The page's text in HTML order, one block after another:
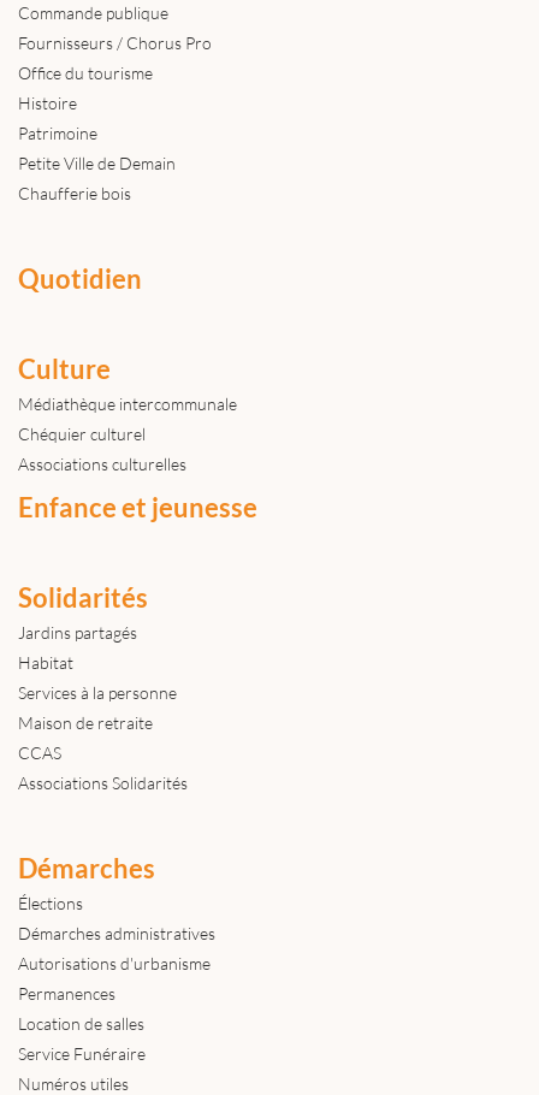
Commande publique
Fournisseurs / Chorus Pro
Office du tourisme
Histoire
Patrimoine
Petite Ville de Demain
Chaufferie bois
Quotidien
Culture
Médiathèque intercommunale
Chéquier culturel
Associations culturelles
Enfance et jeunesse
Solidarités
Jardins partagés
Habitat
Services à la personne
Maison de retraite
CCAS
Associations Solidarités
Démarches
Élections
Démarches administratives
Autorisations d'urbanisme
Permanences
Location de salles
Service Funéraire
Numéros utiles